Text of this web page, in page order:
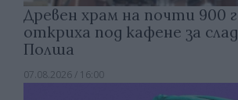
Древен храм на почти 900
откриха под кафене за
Полша
07.08.2026 / 16:00